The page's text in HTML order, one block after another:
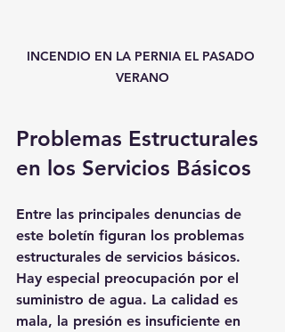
INCENDIO EN LA PERNIA EL PASADO
VERANO
Problemas Estructurales
en los Servicios Básicos
Entre las principales denuncias de
este boletín figuran los problemas
estructurales de servicios básicos.
Hay especial preocupación por el
suministro de agua. La calidad es
mala, la presión es insuficiente en